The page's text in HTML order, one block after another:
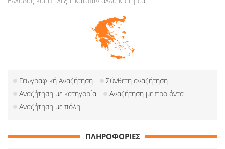
Γεωγραφική Αναζήτηση
Σύνθετη αναζήτηση
Αναζήτηση με κατηγορία
Αναζήτηση με προιόντα
Αναζήτηση με πόλη
ΠΛΗΡΟΦΟΡΙΕΣ